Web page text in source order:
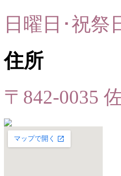
日曜日･祝祭
住所
〒842-0035